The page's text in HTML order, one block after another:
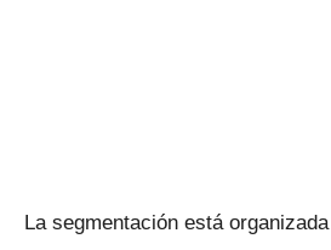
La segmentación está organizada